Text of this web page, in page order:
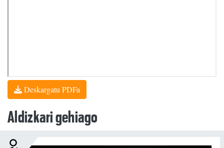
Deskargatu PDFa
Aldizkari gehiago